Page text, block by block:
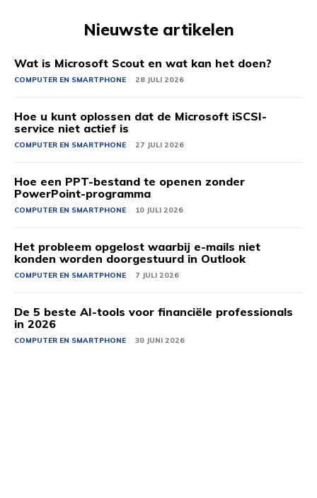
Nieuwste artikelen
Wat is Microsoft Scout en wat kan het doen?
COMPUTER EN SMARTPHONE 28 JULI 2026
Hoe u kunt oplossen dat de Microsoft iSCSI-
service niet actief is
COMPUTER EN SMARTPHONE 27 JULI 2026
Hoe een PPT-bestand te openen zonder
PowerPoint-programma
COMPUTER EN SMARTPHONE 10 JULI 2026
Het probleem opgelost waarbij e-mails niet
konden worden doorgestuurd in Outlook
COMPUTER EN SMARTPHONE 7 JULI 2026
De 5 beste AI-tools voor financiële professionals
in 2026
COMPUTER EN SMARTPHONE 30 JUNI 2026